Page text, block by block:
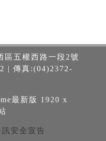
區五權西路一段2號
| 傳真:(04)2372-
最新版 1920 x
安全宣告